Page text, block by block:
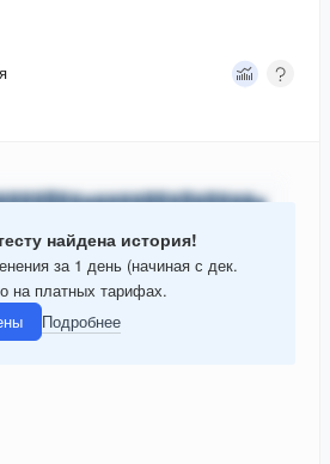
найдена история!
за 1 день (начиная с дек.
на платных тарифах.
Подробнее